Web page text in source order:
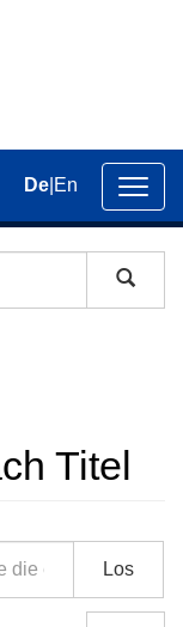
der
De En
Titel
Los